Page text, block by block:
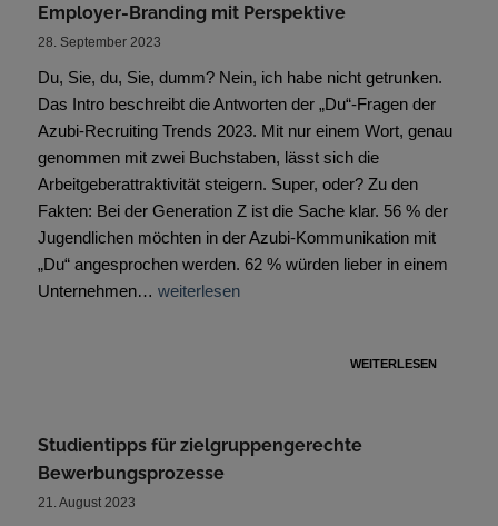
Employer-Branding mit Perspektive
28. September 2023
Du, Sie, du, Sie, dumm? Nein, ich habe nicht getrunken.
Das Intro beschreibt die Antworten der „Du“-Fragen der
Azubi-Recruiting Trends 2023. Mit nur einem Wort, genau
genommen mit zwei Buchstaben, lässt sich die
Arbeitgeberattraktivität steigern. Super, oder? Zu den
Fakten: Bei der Generation Z ist die Sache klar. 56 % der
Jugendlichen möchten in der Azubi-Kommunikation mit
„Du“ angesprochen werden. 62 % würden lieber in einem
Unternehmen… weiterlesen
WEITERLESEN
Studientipps für zielgruppengerechte
Bewerbungsprozesse
21. August 2023